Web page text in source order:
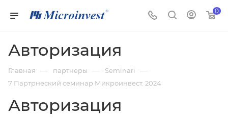
0
Авторизация
Главная — партнеры — Seminari —
7 Партрнеский семинар Микроинвест. 2024
Авторизация